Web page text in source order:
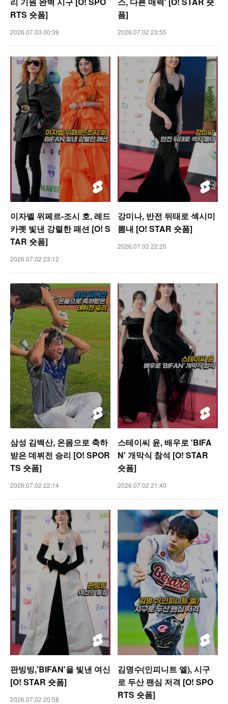
RTS 숏폼]
2026.07.03 00:39
폼]
2026.07.02 23:55
이자벨 위페르-조시 호, 레드
카펫 빛낸 강렬한 패션 [O! S
TAR 숏폼]
2026.07.02 23:12
강미나, 반전 뒤태로 섹시미
뽐내 [O! STAR 숏폼]
2026.07.02 22:25
삼성 김백산, 온몸으로 축하
받은 데뷔전 승리 [O! SPOR
TS 숏폼]
2026.07.02 22:14
스테이씨 윤, 배우로 'BIFA
N' 개막식 참석 [O! STAR
숏폼]
2026.07.02 21:40
판빙빙,'BIFAN'을 빛낸 여신
[O! STAR 숏폼]
2026.07.02 20:58
김명수(인피니트 엘), 시구
로 두산 팬심 저격 [O! SPO
RTS 숏폼]